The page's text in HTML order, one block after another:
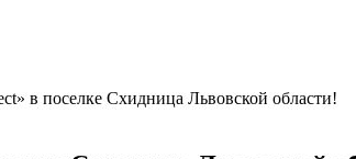
в поселке Схидница Львовской области!